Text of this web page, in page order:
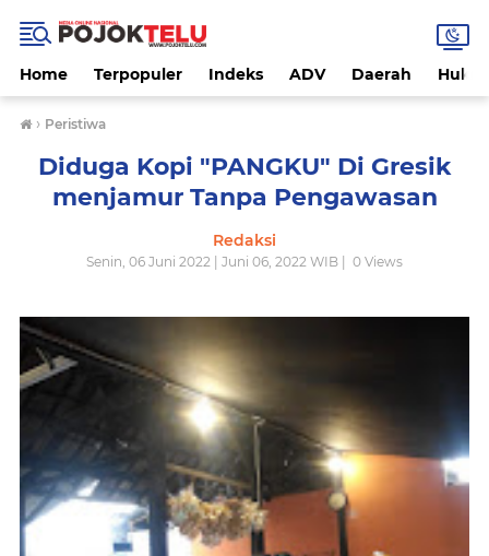
Home Terpopuler Indeks ADV Daerah
› Peristiwa
Diduga Kopi "PANGKU" Di Gresik
menjamur Tanpa Pengawasan
Redaksi
Senin, 06 Juni 2022 | Juni 06, 2022 WIB | 0 Views